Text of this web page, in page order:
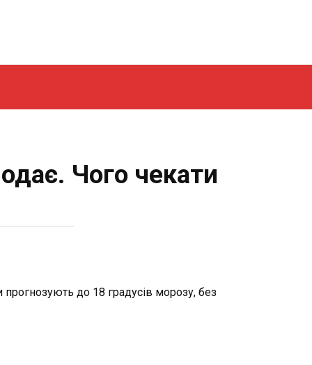
Чого чекати
прогнозують до 18 градусів морозу, без